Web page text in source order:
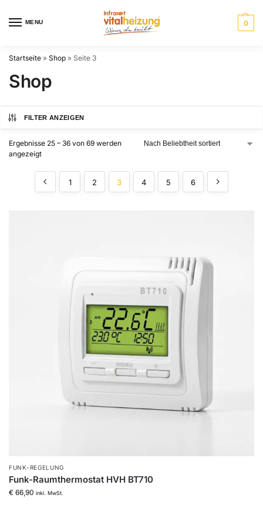
MENU 0
Startseite » Shop » Seite 3
Shop
FILTER ANZEIGEN
Ergebnisse 25 – 36 von 69 werden
angezeigt
1 2 3 4 5 6
FUNK-REGELUNG
Funk-Raumthermostat HVH BT710
€ 66,90 inkl. MwSt.